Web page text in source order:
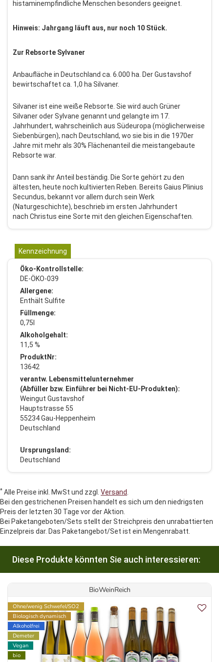
histaminempfindliche Menschen besonders geeignet.
Hinweis: Jahrgang läuft aus, nur noch 10 Stück.
Zur Rebsorte Sylvaner
Anbaufläche in Deutschland ca. 6.000 ha. Der Gustavshof
bewirtschaftet ca. 1,0 ha Silvaner.
Silvaner ist eine weiße Rebsorte. Sie wird auch Grüner
Silvaner oder Sylvane genannt und gelangte im 17.
Jahrhundert, wahrscheinlich aus Südeuropa (möglicherweise
Siebenbürgen), nach Deutschland, wo sie bis in die 1970er
Jahre mit mehr als 30% Flächenanteil die meistangebaute
Rebsorte war.
Dann sank ihr Anteil beständig. Die Sorte gehört zu den
ältesten, heute noch kultivierten Reben. Bereits Gaius Plinius
Secundus, bekannt vor allem durch sein Werk
(Naturgeschichte), beschrieb im ersten Jahrhundert
nach Christus eine Sorte mit den gleichen Eigenschaften.
Kennzeichnung
Öko-Kontrollstelle:
DE-ÖKO-039
Allergene:
Enthält Sulfite
Füllmenge:
0,75l
Alkoholgehalt:
11,5 %
ProduktNr:
13642
verantw. Lebensmittelunternehmer
(Abfüller bzw. Einführer bei Nicht-EU-Produkten):
Weingut Gustavshof
Hauptstrasse 55
55234 Gau-Heppenheim
Deutschland
Ursprungsland:
Deutschland
* Alle Preise inkl. MwSt und zzgl. Versand
Bei den gestrichenen Preisen handelt es sich um den niedrigsten
Preis der letzten 30 Tage vor der Aktion.
Bei Paketangeboten/Sets stellt der Streichpreis den unrabattierten
Einzelpreis dar. Das Paketangebot/Set ist ein Mengenrabatt.
Diese Produkte könnten Sie auch interessieren:
BioWeinReich
Ohne/wenig Schwefel/SO2
Biologisch dynamisch
Alkoholfrei
Demeter
Vegan
bio